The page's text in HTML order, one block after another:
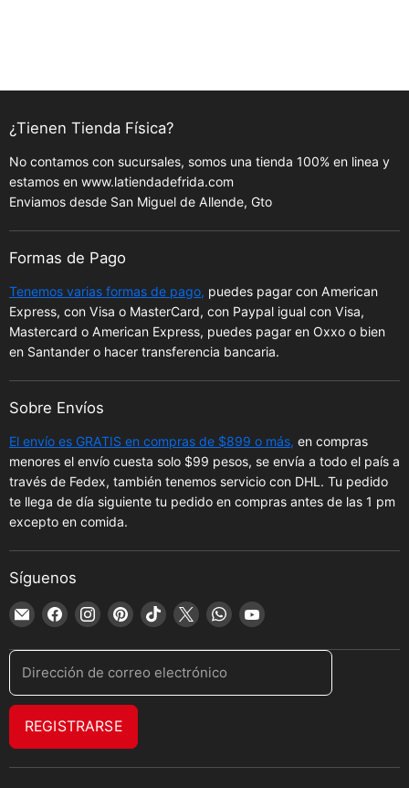
¿Tienen Tienda Física?
No contamos con sucursales, somos una tienda 100% en linea y
estamos en www.latiendadefrida.com
Enviamos desde San Miguel de Allende, Gto
Formas de Pago
Tenemos varias formas de pago, puedes pagar con American
Express, con Visa o MasterCard, con Paypal igual con Visa,
Mastercard o American Express, puedes pagar en Oxxo o bien
en Santander o hacer transferencia bancaria.
Sobre Envíos
El envío es GRATIS en compras de $899 o más, en compras
menores el envío cuesta solo $99 pesos, se envía a todo el país a
través de Fedex, también tenemos servicio con DHL. Tu pedido
te llega de día siguiente tu pedido en compras antes de las 1 pm
excepto en comida.
Síguenos
Encuéntrenos
electrónico
Encuéntrenos
Encuéntrenos
Encuéntrenos
Encuéntrenos
Encuéntrenos
Encuéntrenos
Encuéntrenos
Dirección de correo electrónico
REGISTRARSE